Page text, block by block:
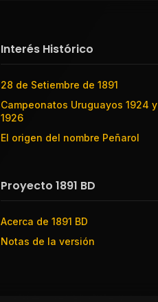
Interés Histórico
28 de Setiembre de 1891
Campeonatos Uruguayos 1924 y
1926
El origen del nombre Peñarol
Proyecto 1891 BD
Acerca de 1891 BD
Notas de la versión